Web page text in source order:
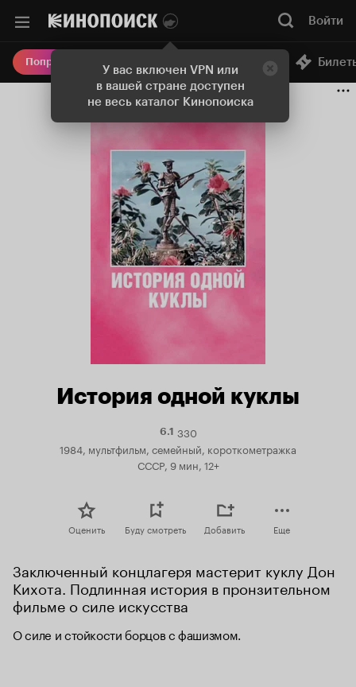
У вас включен VPN или
в вашей стране доступен
не весь каталог Кинопоиска
Войти
Попробовать Плюс Онлайн-кинотеатр
История одной куклы
6.1Рейтинг
Кинопоиска
330
1984, мультфильм, семейный, короткометражка
СССР, 9 мин, 12+
Оценить Буду смотреть Добавить Еще
Заключенный концлагеря мастерит куклу Дон
Кихота. Подлинная история в пронзительном
фильме о силе искусства
О силе и стойкости борцов с фашизмом.